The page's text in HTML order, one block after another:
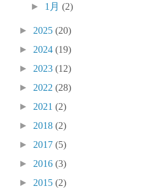
► 1月(2)
► 2025 (20)
► 2024 (19)
► 2023 (12)
► 2022 (28)
► 2021 (2)
► 2018 (2)
► 2017 (5)
► 2016 (3)
► 2015 (2)